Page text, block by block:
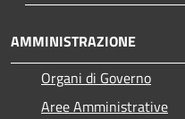
AMMINISTRAZIONE
Organi di Governo
Aree Amministrative